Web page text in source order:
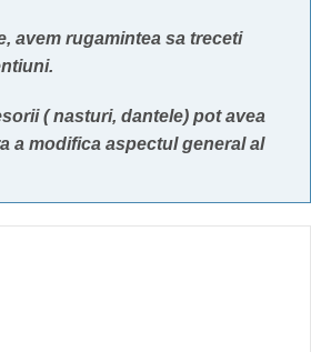
avem rugamintea sa treceti
( nasturi, dantele) pot avea
a modifica aspectul general al